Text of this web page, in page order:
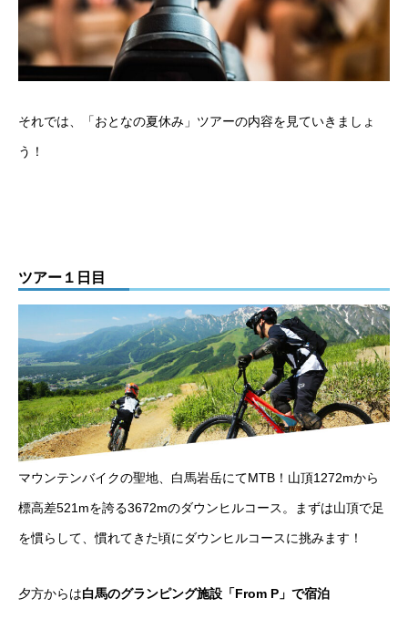
それでは、「おとなの夏休み」ツアーの内容を見ていきましょ
う！
ツアー１日目
マウンテンバイクの聖地、白馬岩岳にてMTB！山頂1272mから
標高差521mを誇る3672mのダウンヒルコース。まずは山頂で足
を慣らして、慣れてきた頃にダウンヒルコースに挑みます！
夕方からは白馬のグランピング施設「From P」で宿泊